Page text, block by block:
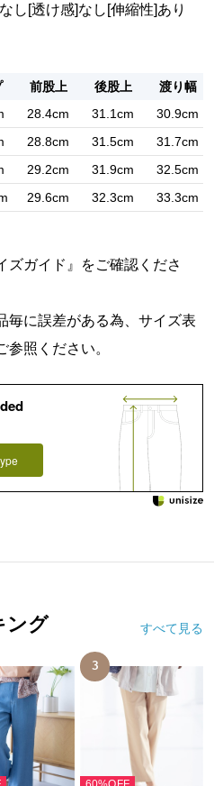
し [透け感]なし [伸縮性]あり
前股上 後股上
渡り幅
28.4cm 31.1cm
30.9cm
28.8cm 31.5cm
31.7cm
29.2cm 31.9cm
32.5cm
29.6cm 32.3cm 33.3cm
ズガイド 』をご確認くださ
に誤差がある為、サイズ表
照ください。
ング すべて見る
3